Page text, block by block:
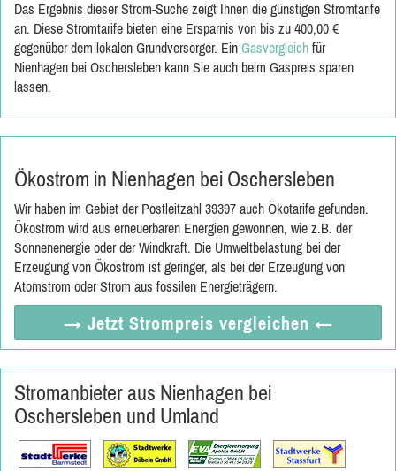
Das Ergebnis dieser Strom-Suche zeigt Ihnen die günstigen Stromtarife
an. Diese Stromtarife bieten eine Ersparnis von bis zu 400,00 €
gegenüber dem lokalen Grundversorger. Ein Gasvergleich für
Nienhagen bei Oschersleben kann Sie auch beim Gaspreis sparen
lassen.
Ökostrom in Nienhagen bei Oschersleben
Wir haben im Gebiet der Postleitzahl 39397 auch Ökotarife gefunden.
Ökostrom wird aus erneuerbaren Energien gewonnen, wie z.B. der
Sonnenenergie oder der Windkraft. Die Umweltbelastung bei der
Erzeugung von Ökostrom ist geringer, als bei der Erzeugung von
Atomstrom oder Strom aus fossilen Energieträgern.
→ Jetzt Strompreis vergleichen ←
Stromanbieter aus Nienhagen bei
Oschersleben und Umland